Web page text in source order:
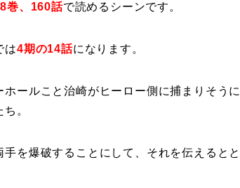
巻、160話で読めるシーンです。
は4期の14話になります。
ホールこと治崎がヒーロー側に捕まりそう
。
手を爆破することにして、それを伝えると